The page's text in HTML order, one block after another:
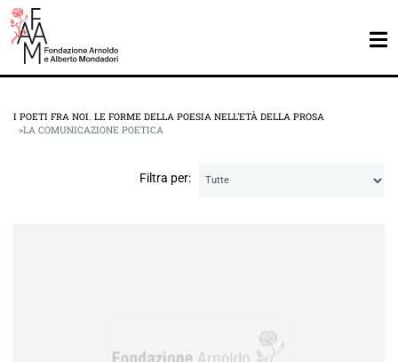
I POETI FRA NOI. LE FORME DELLA POESIA NELL'ETÀ DELLA PROSA
LA COMUNICAZIONE POETICA
Filtra per: